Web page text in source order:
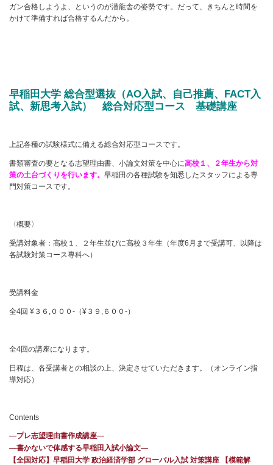
ガン合格しようよ、というのが潜龍舎の姿勢です。だって、きちんと時間を
かけて準備すれば合格するんだから。
早稲田大学 総合型選抜（AO入試、自己推薦、FACT入
試、新思考入試） 総合対応型コース 基礎講座
上記各種の試験様式に備える総合対応型コースです。
書類審査の要となる志望理由書、小論文対策を中心に高校１、２年生から対
策の土台づくりを行います。 早稲田の各種試験を知悉したスタッフによる専
門対策コースです。
〈概要〉
受講対象者：高校１、２年生並びに高校３年生（年度6月まで受講可、以降は
各試験対策コース専科へ）
受講料金
全4回 ¥３６,０００-（¥３９,６００-）
全4回の講座になります。
日程は、各受講者との相談の上、決定させていただきます。（オンライン指
導対応）
Contents
―プレ志望理由書作成講座―
―書かないで体感する早稲田入試小論文―
【全国対応】早稲田大学 政治経済学部 グローバル入試 対策講座 【模範解